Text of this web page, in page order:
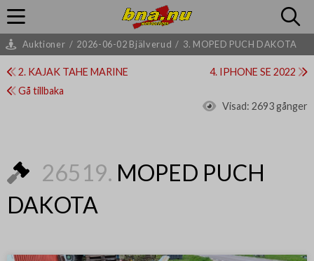
Auktioner / 2026-06-02 Bjälverud / 3. MOPED PUCH DAKOTA
2. KAJAK TAHE MARINE
4. IPHONE SE 2022
Gå tillbaka
Visad: 2693 gånger
26519. MOPED PUCH
DAKOTA